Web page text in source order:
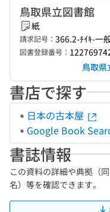
鳥取県立図書館
紙
請求記号： 366.2-ﾁｲｷ-一
図書登録番号：
鳥取県
書店で探す
日本の古本屋
Google Book
書誌情報
この資料の詳細や典拠（
名）等を確認できます。